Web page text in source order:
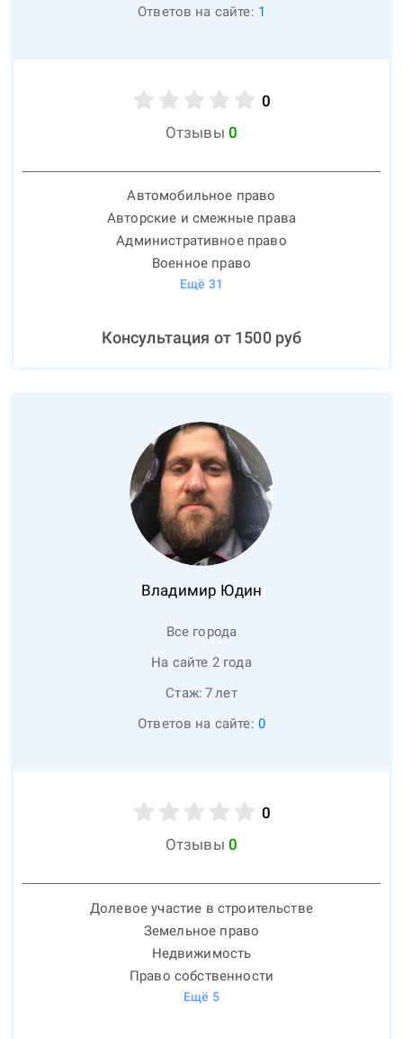
Ответов на сайте: 1
0
Отзывы 0
Автомобильное право
Авторские и смежные права
Административное право
Военное право
Ещё 31
Консультация от 1500руб
Владимир Юдин
Все города
На сайте 2 года
Стаж: 7лет
Ответов на сайте: 0
0
Отзывы 0
Долевое участие в строительстве
Земельное право
Недвижимость
Право собственности
Ещё 5